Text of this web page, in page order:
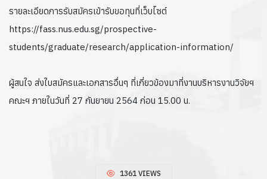
รายละเอียดการรับสมัครเข้ารับขอทุนที่เว็บไซต์
https://fass.nus.edu.sg/prospective-
students/graduate/research/application-information/
ผู้สนใจ ส่งใบสมัครและเอกสารอื่นๆ ที่เกี่ยวข้องมาที่งานบริหารงานวิจัยฯ
คณะฯ ภายในวันที่ 27 กันยายน 2564 ก่อน 15.00 น.
1361 VIEWS